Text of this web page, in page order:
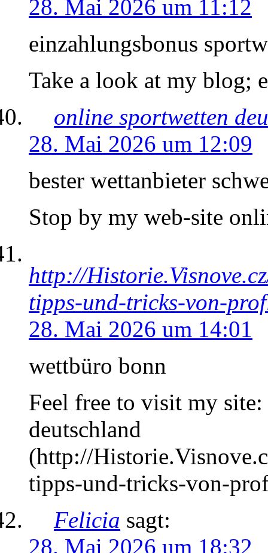
28. Mai 2026 um 11:12
einzahlungsbonus
Take a look at my blog;
online sportwetten
28. Mai 2026 um 12:09
bester wettanbieter
Stop by my web-site
http://
tipps-und-tricks-von-
28. Mai 2026 um 14:01
wettbüro bonn
Feel free to visit my
deutschland
(http://
tipps-und-tricks-von-
Felicia sagt:
28. Mai 2026 um 18:32